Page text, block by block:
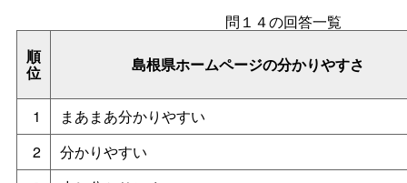
問１４の回答一覧
順
位 島根県ホームページの分かりやすさ
1
まあまあ分かりやすい
2
分かりやすい